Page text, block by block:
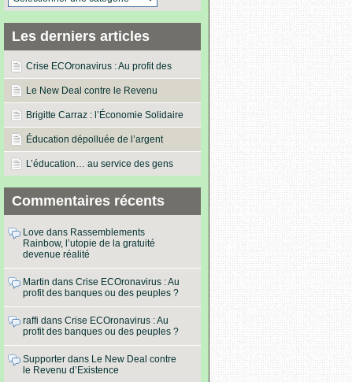
Les derniers articles
Crise ECOronavirus : Au profit des
banques ou des peuples ?
Le New Deal contre le Revenu
d’Existence
Brigitte Carraz : l’Économie Solidaire
dans les actes !
Éducation dépolluée de l’argent
L’éducation… au service des gens
Commentaires récents
Love dans Rassemblements
Rainbow, l’utopie de la gratuité
devenue réalité
Martin dans Crise ECOronavirus : Au
profit des banques ou des peuples ?
raffi dans Crise ECOronavirus : Au
profit des banques ou des peuples ?
Supporter dans Le New Deal contre
le Revenu d’Existence